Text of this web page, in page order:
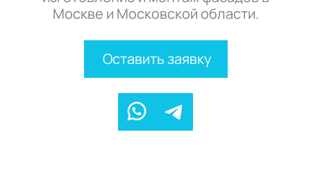
Москве и Московской области.
Оставить заявку